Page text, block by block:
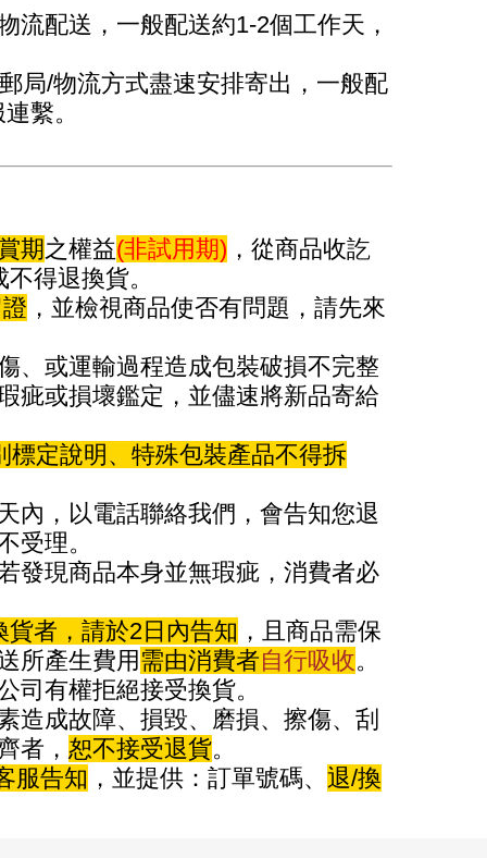
流配送，一般配送約1-2個工作天，
局/物流方式盡速安排寄出，一般配
繫。
期之權益(非試用期) ，從商品收訖
得退換貨。
，並檢視商品使否有問題，請先來
、或運輸過程造成包裝破損不完整
疵或損壞鑑定，並儘速將新品寄給
標定說明、特殊包裝產品不得拆
，以電話聯絡我們，會告知您退
受理。
發現商品本身並無瑕疵，消費者必
貨者，請於2日內告知 ，且商品需保
所產生費用 需由消費者自行吸收。
司有權拒絕接受換貨。
造成故障、損毀、磨損、擦傷、刮
者， 恕不接受退貨。
服告知 ，並提供：訂單號碼、 退/換